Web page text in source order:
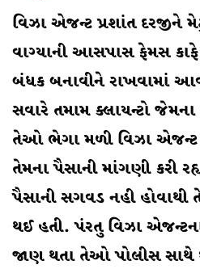
વિઝા એજન્ટ પ્રશાંત દરજીને
વાગ્યાની આસપાસ ફેમસ
બંધક બનાવીને રાખવામાં
સવારે તમામ ક્લાયન્ટો
તેઓ ભેગા મળી વિઝા એજન્ટ
તેમના પૈસાની માંગણી કરી
પૈસાની સગવડ નહી હોવાથી
થઈ હતી. પંરતુ વિઝા
જાણ થતા તેઓ પોલીસ સાથે